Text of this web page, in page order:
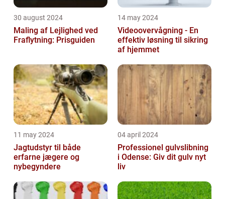
30 august 2024
Maling af Lejlighed ved
Fraflytning: Prisguiden
14 may 2024
Videoovervågning - En
effektiv løsning til sikring
af hjemmet
11 may 2024
Jagtudstyr til både
erfarne jægere og
nybegyndere
04 april 2024
Professionel gulvslibning
i Odense: Giv dit gulv nyt
liv